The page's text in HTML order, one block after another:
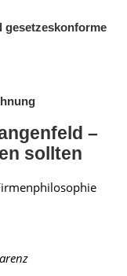
gesetzeskonforme
–
sollten